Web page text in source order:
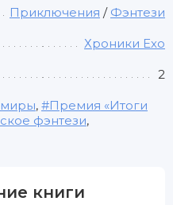
Приключения / Фэнтези
Хроники Ехо
2
,
Премия «Итоги
фэнтези,
книги